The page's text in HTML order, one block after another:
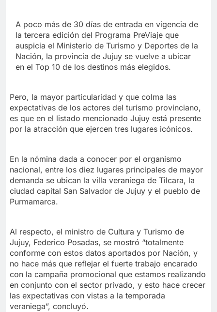
A poco más de 30 días de entrada en vigencia de
la tercera edición del Programa PreViaje que
auspicia el Ministerio de Turismo y Deportes de la
Nación, la provincia de Jujuy se vuelve a ubicar
en el Top 10 de los destinos más elegidos.
Pero, la mayor particularidad y que colma las
expectativas de los actores del turismo provinciano,
es que en el listado mencionado Jujuy está presente
por la atracción que ejercen tres lugares icónicos.
En la nómina dada a conocer por el organismo
nacional, entre los diez lugares principales de mayor
demanda se ubican la villa veraniega de Tilcara, la
ciudad capital San Salvador de Jujuy y el pueblo de
Purmamarca.
Al respecto, el ministro de Cultura y Turismo de
Jujuy, Federico Posadas, se mostró “totalmente
conforme con estos datos aportados por Nación, y
no hace más que reflejar el fuerte trabajo encarado
con la campaña promocional que estamos realizando
en conjunto con el sector privado, y esto hace crecer
las expectativas con vistas a la temporada
veraniega”, concluyó.